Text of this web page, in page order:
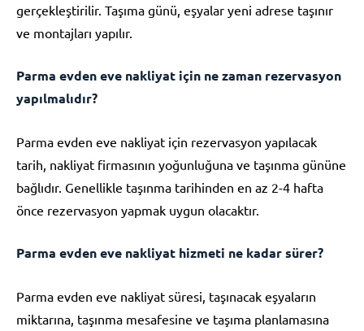
gerçekleştirilir. Taşıma günü, eşyalar yeni adrese taşınır
ve montajları yapılır.
Parma evden eve nakliyat için ne zaman rezervasyon
yapılmalıdır?
Parma evden eve nakliyat için rezervasyon yapılacak
tarih, nakliyat firmasının yoğunluğuna ve taşınma gününe
bağlıdır. Genellikle taşınma tarihinden en az 2-4 hafta
önce rezervasyon yapmak uygun olacaktır.
Parma evden eve nakliyat hizmeti ne kadar sürer?
Parma evden eve nakliyat süresi, taşınacak eşyaların
miktarına, taşınma mesafesine ve taşıma planlamasına